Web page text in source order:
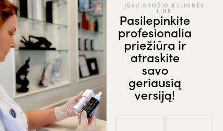
JŪSŲ GROŽIO KELIONĖS
LINK
Pasilepinkite
profesionalia
priežiūra ir
atraskite
savo
geriausią
versiją!